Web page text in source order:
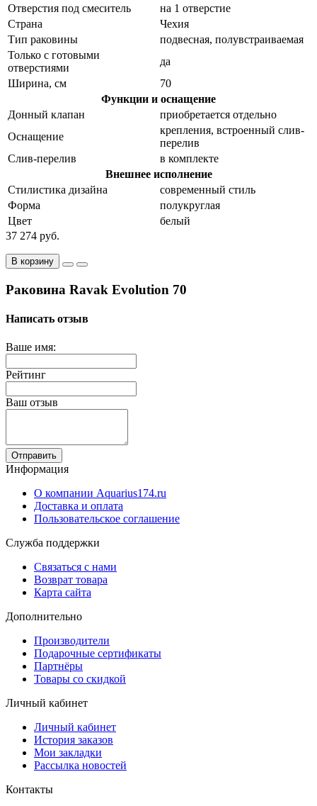
Отверстия под смеситель
на 1 отверстие
Страна
Чехия
Тип раковины
подвесная, полувстраиваемая
Только с готовыми
отверстиями
да
Ширина, см
70
Функции и оснащение
Донный клапан
приобретается отдельно
Оснащение
крепления, встроенный слив-
перелив
Слив-перелив
в комплекте
Внешнее исполнение
Стилистика дизайна
современный стиль
Форма
полукруглая
Цвет
белый
37 274 руб.
В корзину
Раковина Ravak Evolution 70
Написать отзыв
Ваше имя:
Рейтинг
Ваш отзыв
Отправить
Информация
О компании Aquarius174.ru
Доставка и оплата
Пользовательское соглашение
Служба поддержки
Связаться с нами
Возврат товара
Карта сайта
Дополнительно
Производители
Подарочные сертификаты
Партнёры
Товары со скидкой
Личный кабинет
Личный кабинет
История заказов
Мои закладки
Рассылка новостей
Контакты